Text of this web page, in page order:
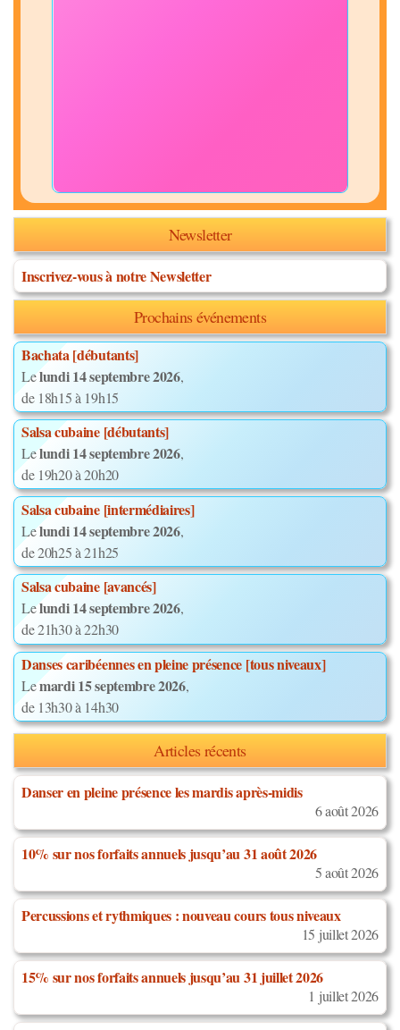
Newsletter
Inscrivez-vous à notre Newsletter
Prochains événements
Bachata [débutants]
Lelundi 14 septembre 2026,
de 18h15 à 19h15
Salsa cubaine [débutants]
Lelundi 14 septembre 2026,
de 19h20 à 20h20
Salsa cubaine [intermédiaires]
Lelundi 14 septembre 2026,
de 20h25 à 21h25
Salsa cubaine [avancés]
Lelundi 14 septembre 2026,
de 21h30 à 22h30
Danses caribéennes en pleine présence [tous niveaux]
Lemardi 15 septembre 2026,
de 13h30 à 14h30
Articles récents
Danser en pleine présence les mardis après-midis
6 août 2026
10% sur nos forfaits annuels jusqu’au 31 août 2026
5 août 2026
Percussions et rythmiques : nouveau cours tous niveaux
15 juillet 2026
15% sur nos forfaits annuels jusqu’au 31 juillet 2026
1 juillet 2026